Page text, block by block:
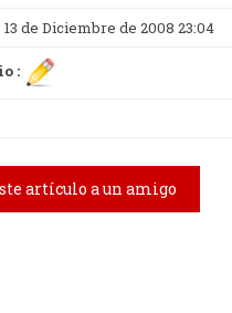
13 de Diciembre de 2008 23:04
:
artículo a un amigo